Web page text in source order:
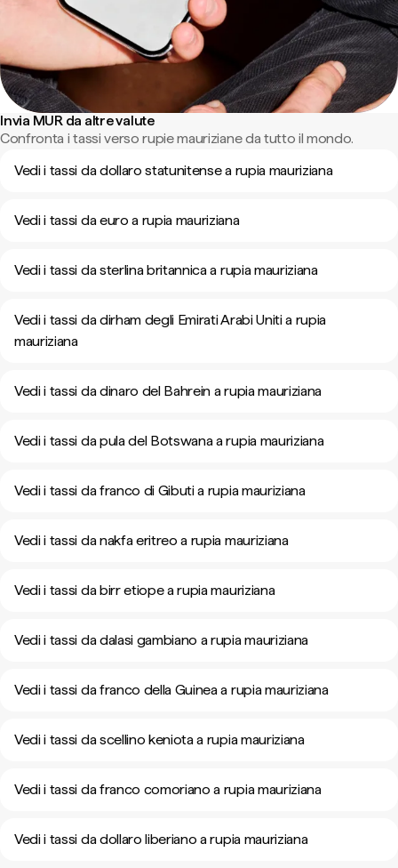
Invia MUR da altre valute
Confronta i tassi verso rupie mauriziane da tutto il mondo.
Vedi i tassi da dollaro statunitense a rupia mauriziana
Vedi i tassi da euro a rupia mauriziana
Vedi i tassi da sterlina britannica a rupia mauriziana
Vedi i tassi da dirham degli Emirati Arabi Uniti a rupia
mauriziana
Vedi i tassi da dinaro del Bahrein a rupia mauriziana
Vedi i tassi da pula del Botswana a rupia mauriziana
Vedi i tassi da franco di Gibuti a rupia mauriziana
Vedi i tassi da nakfa eritreo a rupia mauriziana
Vedi i tassi da birr etiope a rupia mauriziana
Vedi i tassi da dalasi gambiano a rupia mauriziana
Vedi i tassi da franco della Guinea a rupia mauriziana
Vedi i tassi da scellino keniota a rupia mauriziana
Vedi i tassi da franco comoriano a rupia mauriziana
Vedi i tassi da dollaro liberiano a rupia mauriziana